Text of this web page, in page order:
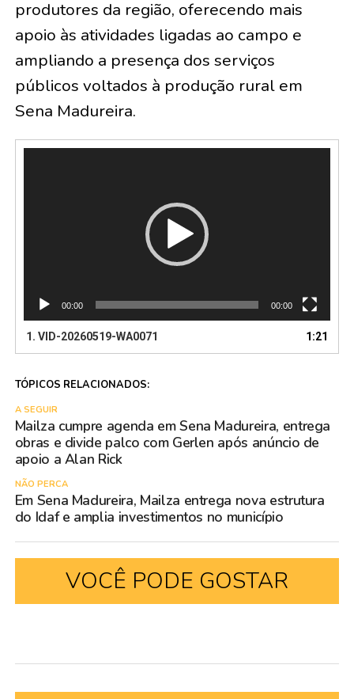
produtores da região, oferecendo mais
apoio às atividades ligadas ao campo e
ampliando a presença dos serviços
públicos voltados à produção rural em
Sena Madureira.
00:00 00:00
1. VID-20260519-WA0071 1:21
TÓPICOS RELACIONADOS:
A SEGUIR
Mailza cumpre agenda em Sena Madureira, entrega
obras e divide palco com Gerlen após anúncio de
apoio a Alan Rick
NÃO PERCA
Em Sena Madureira, Mailza entrega nova estrutura
do Idaf e amplia investimentos no município
VOCÊ PODE GOSTAR